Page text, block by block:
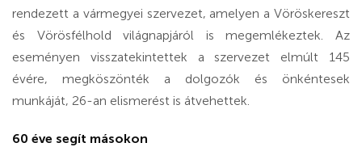
rendezett a vármegyei szervezet, amelyen a Vöröskereszt
és Vörösfélhold világnapjáról is megemlékeztek. Az
eseményen visszatekintettek a szervezet elmúlt 145
évére, megköszönték a dolgozók és önkéntesek
munkáját, 26-an elismerést is átvehettek.
60 éve segít másokon